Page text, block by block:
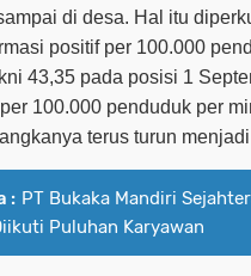
di desa. Hal itu
positif per 100.000
43,35 pada posisi 1
100.000 penduduk per
terus turun
: PT Bukaka Mandiri
Puluhan Karyawan